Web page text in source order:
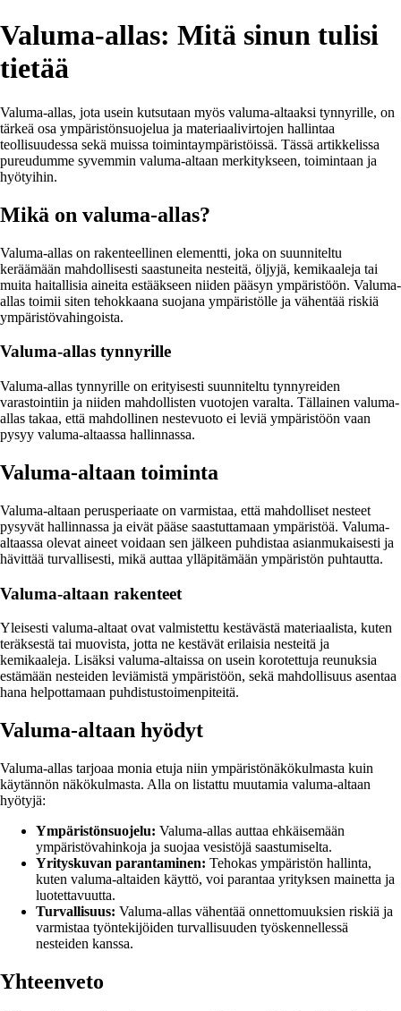
Valuma-allas: Mitä sinun tulisi
tietää
Valuma-allas, jota usein kutsutaan myös valuma-altaaksi tynnyrille, on
tärkeä osa ympäristönsuojelua ja materiaalivirtojen hallintaa
teollisuudessa sekä muissa toimintaympäristöissä. Tässä artikkelissa
pureudumme syvemmin valuma-altaan merkitykseen, toimintaan ja
hyötyihin.
Mikä on valuma-allas?
Valuma-allas on rakenteellinen elementti, joka on suunniteltu
keräämään mahdollisesti saastuneita nesteitä, öljyjä, kemikaaleja tai
muita haitallisia aineita estääkseen niiden pääsyn ympäristöön. Valuma-
allas toimii siten tehokkaana suojana ympäristölle ja vähentää riskiä
ympäristövahingoista.
Valuma-allas tynnyrille
Valuma-allas tynnyrille on erityisesti suunniteltu tynnyreiden
varastointiin ja niiden mahdollisten vuotojen varalta. Tällainen valuma-
allas takaa, että mahdollinen nestevuoto ei leviä ympäristöön vaan
pysyy valuma-altaassa hallinnassa.
Valuma-altaan toiminta
Valuma-altaan perusperiaate on varmistaa, että mahdolliset nesteet
pysyvät hallinnassa ja eivät pääse saastuttamaan ympäristöä. Valuma-
altaassa olevat aineet voidaan sen jälkeen puhdistaa asianmukaisesti ja
hävittää turvallisesti, mikä auttaa ylläpitämään ympäristön puhtautta.
Valuma-altaan rakenteet
Yleisesti valuma-altaat ovat valmistettu kestävästä materiaalista, kuten
teräksestä tai muovista, jotta ne kestävät erilaisia nesteitä ja
kemikaaleja. Lisäksi valuma-altaissa on usein korotettuja reunuksia
estämään nesteiden leviämistä ympäristöön, sekä mahdollisuus asentaa
hana helpottamaan puhdistustoimenpiteitä.
Valuma-altaan hyödyt
Valuma-allas tarjoaa monia etuja niin ympäristönäkökulmasta kuin
käytännön näkökulmasta. Alla on listattu muutamia valuma-altaan
hyötyjä:
Ympäristönsuojelu: Valuma-allas auttaa ehkäisemään
ympäristövahinkoja ja suojaa vesistöjä saastumiselta.
Yrityskuvan parantaminen: Tehokas ympäristön hallinta,
kuten valuma-altaiden käyttö, voi parantaa yrityksen mainetta ja
luotettavuutta.
Turvallisuus: Valuma-allas vähentää onnettomuuksien riskiä ja
varmistaa työntekijöiden turvallisuuden työskennellessä
nesteiden kanssa.
Yhteenveto